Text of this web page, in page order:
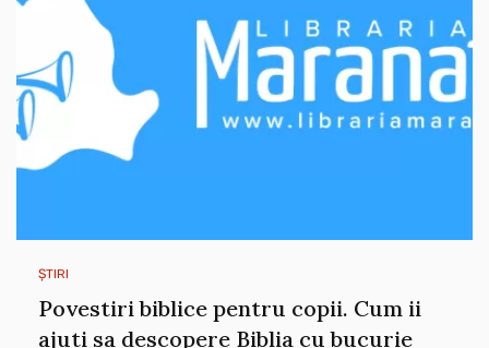
ȘTIRI
Povestiri biblice pentru copii. Cum ii
ajuti sa descopere Biblia cu bucurie